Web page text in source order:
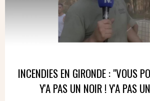
INCENDIES EN GIRONDE : "VOUS
Y'A PAS UN NOIR ! Y'A PAS